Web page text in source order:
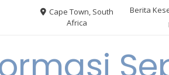
Cape Town, South
Africa
Berita